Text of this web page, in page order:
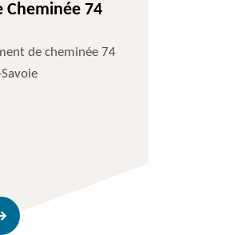
Cheminée 74
de cheminée 74